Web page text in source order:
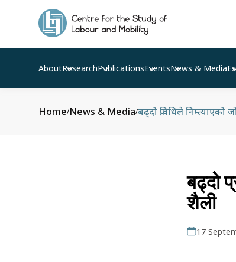
AboutResearchPublicationsEventsNews & Media
Home/News & Media/बढ्दो प्रविधिले
बढ्दो
शैली
17